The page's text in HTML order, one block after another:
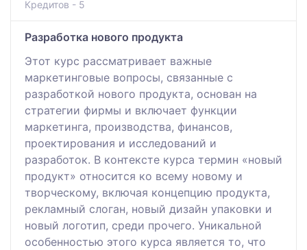
Кредитов - 5
Разработка нового продукта
Этот курс рассматривает важные
маркетинговые вопросы, связанные с
разработкой нового продукта, основан на
стратегии фирмы и включает функции
маркетинга, производства, финансов,
проектирования и исследований и
разработок. В контексте курса термин «новый
продукт» относится ко всему новому и
творческому, включая концепцию продукта,
рекламный слоган, новый дизайн упаковки и
новый логотип, среди прочего. Уникальной
особенностью этого курса является то, что